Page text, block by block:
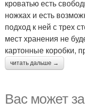
кроватью есть
ножках и есть
подход к ней с трех
мест хранения не
картонные коробки,
читать дальше →
Вас может